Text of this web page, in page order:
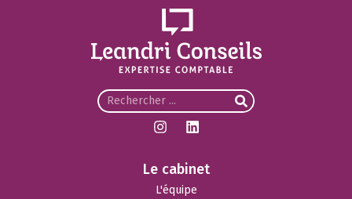
Le cabinet
L'équipe